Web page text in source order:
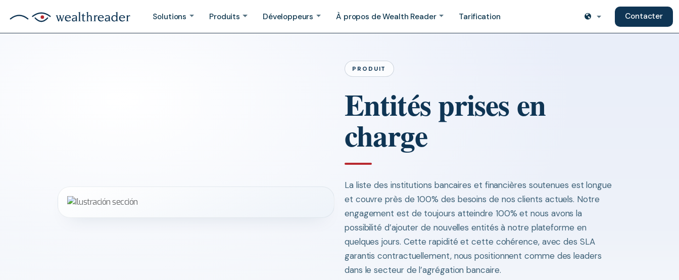
Solutions Produits Développeurs À propos de Wealth Reader Tarification Contacter
PRODUIT
Entités prises en
charge
La liste des institutions bancaires et financières soutenues est longue
et couvre près de 100% des besoins de nos clients actuels. Notre
engagement est de toujours atteindre 100% et nous avons la
possibilité d’ajouter de nouvelles entités à notre plateforme en
quelques jours. Cette rapidité et cette cohérence, avec des SLA
garantis contractuellement, nous positionnent comme des leaders
dans le secteur de l’agrégation bancaire.